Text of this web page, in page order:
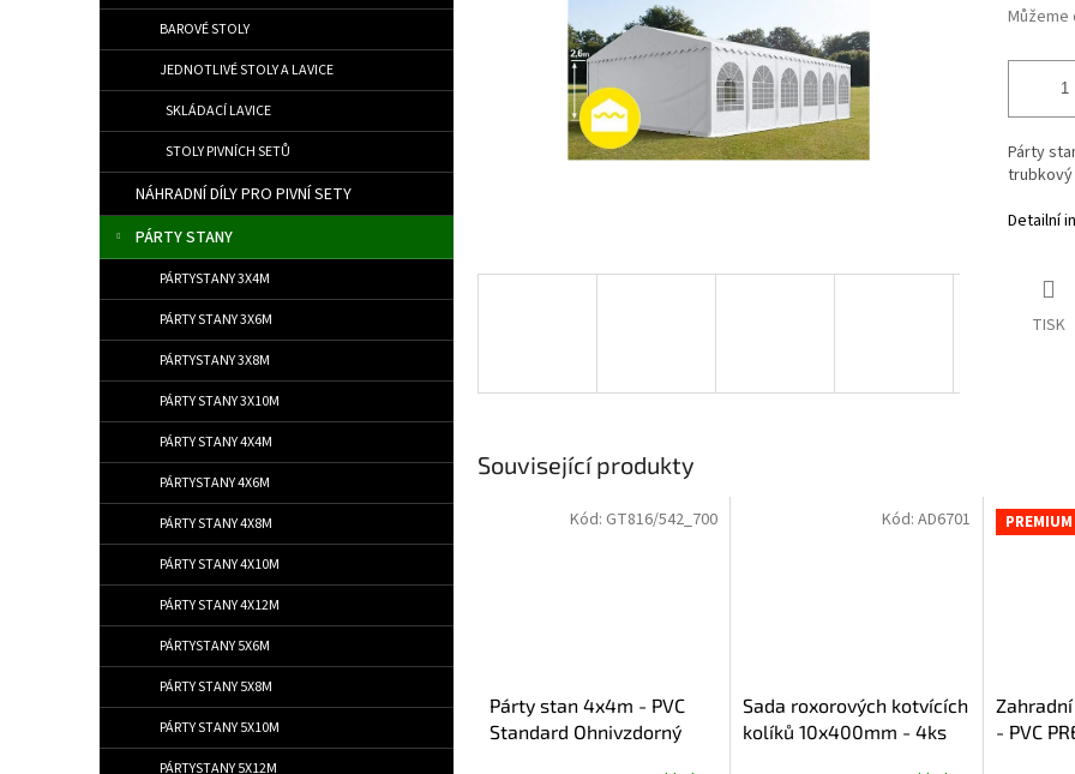
BAROVÉ STOLY
JEDNOTLIVÉ STOLY A LAVICE
SKLÁDACÍ LAVICE
STOLY PIVNÍCH SETŮ
NÁHRADNÍ DÍLY PRO PIVNÍ SETY
PÁRTY STANY
PÁRTYSTANY 3X4M
PÁRTY STANY 3X6M
PÁRTYSTANY 3X8M
PÁRTY STANY 3X10M
PÁRTY STANY 4X4M
PÁRTYSTANY 4X6M
PÁRTY STANY 4X8M
PÁRTY STANY 4X10M
PÁRTY STANY 4X12M
PÁRTYSTANY 5X6M
PÁRTY STANY 5X8M
PÁRTY STANY 5X10M
PÁRTYSTANY 5X12M
Můžeme
Párty
trubkový
Detailní
TISK
Související produkty
Párty stan 4x4m - PVC
Standard Ohnivzdorný
Kód: GT816/542_700
Sada roxorových kotvících
kolíků 10x400mm - 4ks
Kód: AD6701 PREMIUM
- PVC